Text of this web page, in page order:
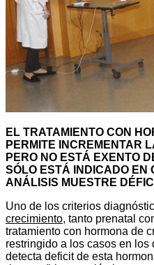
EL TRATAMIENTO CON
PERMITE INCREMENTAR
PERO NO ESTÁ EXENTO
SÓLO ESTÁ INDICADO EN
ANÁLISIS MUESTRE
Uno de los criterios
crecimiento, tanto prenatal
tratamiento con hormona de
restringido a los casos en
detecta deficit de esta